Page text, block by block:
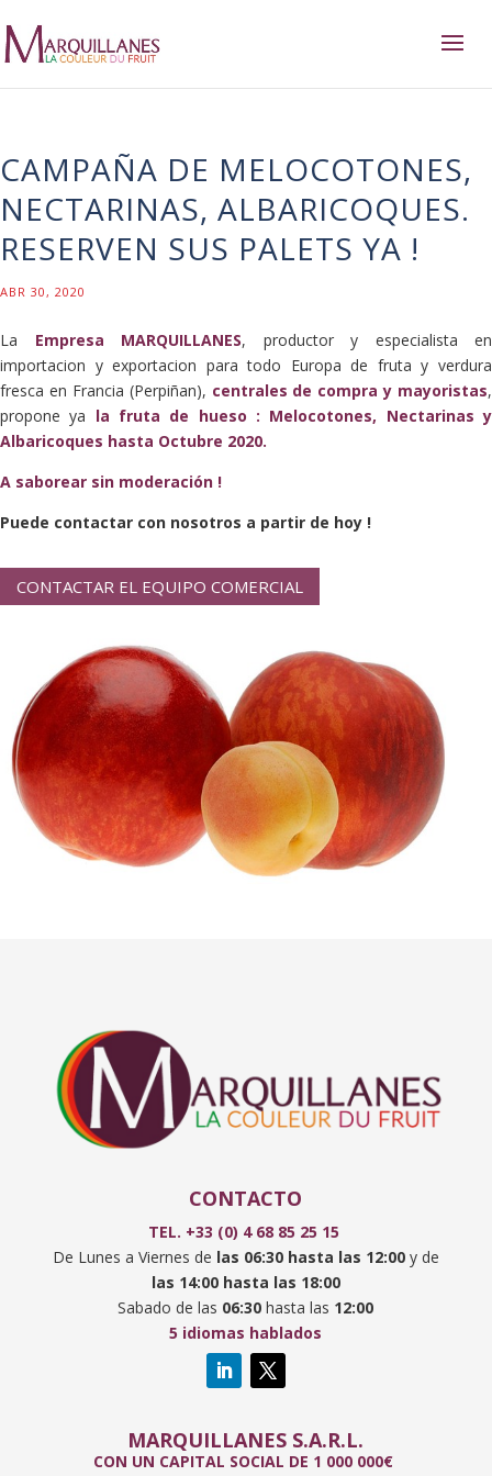
CAMPAÑA DE MELOCOTONES,
NECTARINAS, ALBARICOQUES.
RESERVEN SUS PALETS YA !
ABR 30, 2020
La Empresa MARQUILLANES, productor y especialista en
importacion y exportacion para todo Europa de fruta y verdura
fresca en Francia (Perpiñan), centrales de compra y mayoristas,
propone ya la fruta de hueso : Melocotones, Nectarinas y
Albaricoques hasta Octubre 2020.
A saborear sin moderación !
Puede contactar con nosotros a partir de hoy !
CONTACTAR EL EQUIPO COMERCIAL
CONTACTO
TEL. +33 (0) 4 68 85 25 15
De Lunes a Viernes de las 06:30 hasta las 12:00 y de
las 14:00 hasta las 18:00
Sabado de las 06:30hasta las 12:00
5 idiomas hablados
MARQUILLANES S.A.R.L.
CON UN CAPITAL SOCIAL DE 1 000 000€